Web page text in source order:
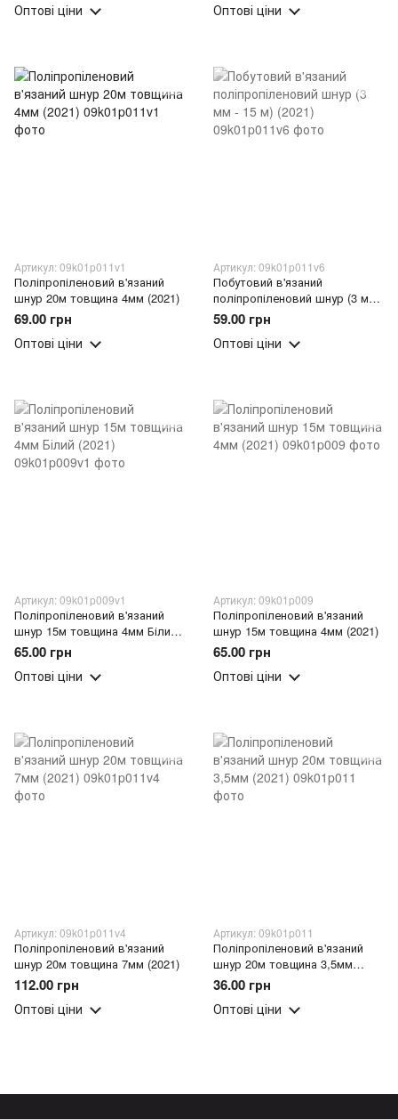
Оптові ціни Оптові ціни
Артикул: 09k01p011v1
Поліпропіленовий в'язаний
шнур 20м товщина 4мм (2021)
69.00 грн
Оптові ціни
Артикул: 09k01p011v6
Побутовий в'язаний
поліпропіленовий шнур (3 мм -
15 м) (2021)
59.00 грн
Оптові ціни
Артикул: 09k01p009v1
Поліпропіленовий в'язаний
шнур 15м товщина 4мм Білий
(2021)
65.00 грн
Оптові ціни
Артикул: 09k01p009
Поліпропіленовий в'язаний
шнур 15м товщина 4мм (2021)
65.00 грн
Оптові ціни
Артикул: 09k01p011v4
Поліпропіленовий в'язаний
шнур 20м товщина 7мм (2021)
112.00 грн
Оптові ціни
Артикул: 09k01p011
Поліпропіленовий в'язаний
шнур 20м товщина 3,5мм
(2021)
36.00 грн
Оптові ціни